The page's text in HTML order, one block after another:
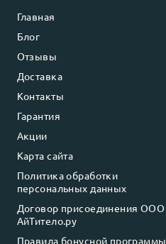
Главная
Блог
Отзывы
Доставка
Контакты
Гарантия
Акции
Карта сайта
Политика обработки
персональных данных
Договор присоединения ООО
АйТитело.ру
Правила бонусной программы